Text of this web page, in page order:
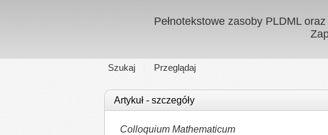
Pełnotekstowe zasoby PLDML
Szukaj Przeglądaj
Artykuł - szczegóły
Colloquium Mathematicum